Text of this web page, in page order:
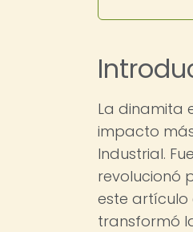
La dinamita
impacto
Industrial.
revolucionó
este artículo
transformó